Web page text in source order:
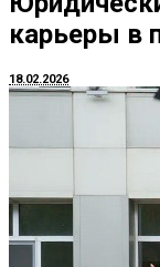
карьеры в
18.02.2026